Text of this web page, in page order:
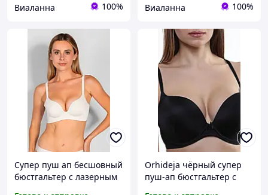
Виаланна 100% Виаланна 100%
Супер пуш ап бесшовный
бюстгальтер с лазерным
Orhideja чёрный супер
пуш-ап бюстгальтер с